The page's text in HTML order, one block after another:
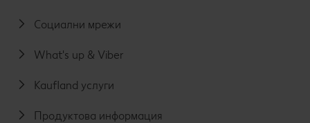
Социални мрежи
What's up & Viber
Kaufland услуги
Продуктова информация